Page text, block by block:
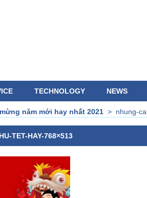
TECHNOLOGY NEWS
năm mới hay nhất 2021 > nhung-
TET-HAY-768×513